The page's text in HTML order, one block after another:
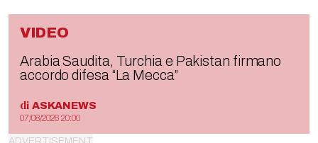
VIDEO
Arabia Saudita, Turchia e Pakistan firmano
accordo difesa “La Mecca”
di ASKANEWS
07/08/2026 20:00